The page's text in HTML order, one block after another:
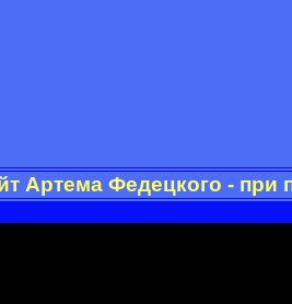
Артема Федецкого - при